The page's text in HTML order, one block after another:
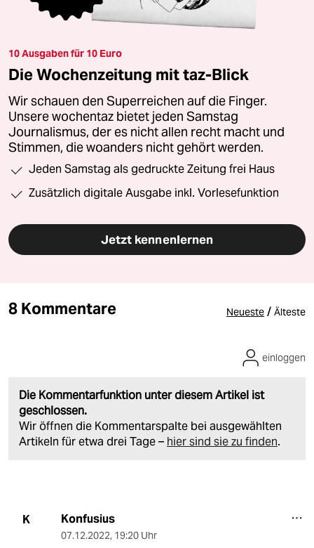
10 Ausgaben für 10 Euro
Die Wochenzeitung mit taz-Blick
Wir schauen den Superreichen auf die Finger.
Unsere wochentaz bietet jeden Samstag
Journalismus, der es nicht allen recht macht und
Stimmen, die woanders nicht gehört werden.
Jeden Samstag als gedruckte Zeitung frei Haus
Zusätzlich digitale Ausgabe inkl. Vorlesefunktion
Jetzt kennenlernen
8 Kommentare Neueste / Älteste
Die Kommentarfunktion unter diesem Artikel ist
geschlossen.
Wir öffnen die Kommentarspalte bei ausgewählten
Artikeln für etwa drei Tage – hier sind sie zu finden.
einloggen
K Konfusius
07.12.2022, 19:20 Uhr